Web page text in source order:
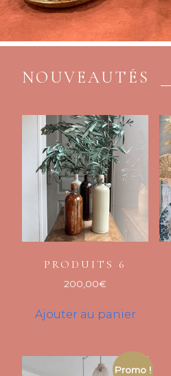
NOUVEAUTÉS
PRODUITS 6
200,00€
Ajouter au panier
Promo !